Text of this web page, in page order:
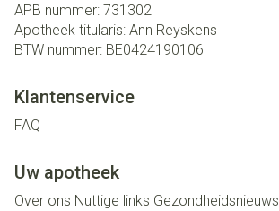
APB nummer: 731302
Apotheek titularis: Ann Reyskens
BTW nummer: BE0424190106
Klantenservice
FAQ
Uw apotheek
Over ons Nuttige links Gezondheidsnieuws